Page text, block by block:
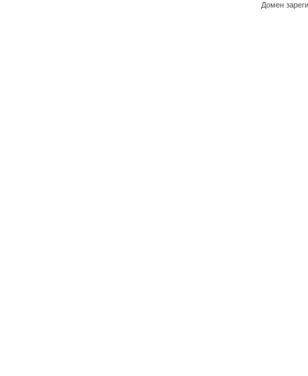
Домен